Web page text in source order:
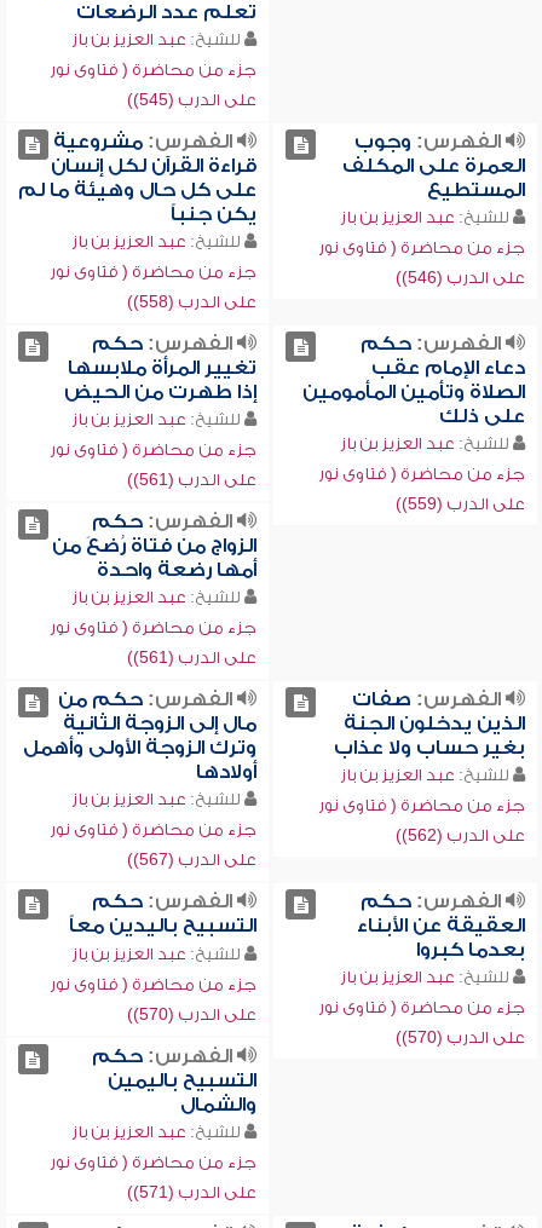
تعلم عدد الرضعات
للشيخ: عبد العزيز بن باز
جزء من محاضرة ( فتاوى نور
على الدرب (545))
الفهرس: وجوب
العمرة على المكلف
المستطيع
للشيخ: عبد العزيز بن باز
جزء من محاضرة ( فتاوى نور
على الدرب (546))
الفهرس:مشروعية
قراءة القرآن لكل إنسان
على كل حال وهيئة ما لم
يكن جنباً
للشيخ: عبد العزيز بن باز
جزء من محاضرة ( فتاوى نور
على الدرب (558))
الفهرس:حكم
دعاء الإمام عقب
الصلاة وتأمين المأمومين
على ذلك
للشيخ: عبد العزيز بن باز
جزء من محاضرة ( فتاوى نور
على الدرب (559))
الفهرس:حكم
تغيير المرأة ملابسها
إذا طهرت من الحيض
للشيخ: عبد العزيز بن باز
جزء من محاضرة ( فتاوى نور
على الدرب (561))
الفهرس:حكم
الزواج من فتاة رُضعَ من
أمها رضعة واحدة
للشيخ: عبد العزيز بن باز
جزء من محاضرة ( فتاوى نور
على الدرب (561))
الفهرس: صفات
الذين يدخلون الجنة
بغير حساب ولا عذاب
للشيخ: عبد العزيز بن باز
جزء من محاضرة ( فتاوى نور
على الدرب (562))
الفهرس:حكم من
مال إلى الزوجة الثانية
وترك الزوجة الأولى وأهمل
أولادها
للشيخ: عبد العزيز بن باز
جزء من محاضرة ( فتاوى نور
على الدرب (567))
الفهرس:حكم
العقيقة عن الأبناء
بعدما كبروا
للشيخ: عبد العزيز بن باز
جزء من محاضرة ( فتاوى نور
على الدرب (570))
الفهرس:حكم
التسبيح باليدين معاً
للشيخ: عبد العزيز بن باز
جزء من محاضرة ( فتاوى نور
على الدرب (570))
الفهرس:حكم
التسبيح باليمين
والشمال
للشيخ: عبد العزيز بن باز
جزء من محاضرة ( فتاوى نور
على الدرب (571))